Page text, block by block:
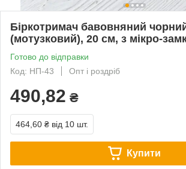
Біркотримач бавовняний
(мотузковий), 20 см, з мікро-
Готово до відправки
Код: НП-43
Опт і роздріб
490,82 ₴
464,60 ₴ від 10 шт.
Купити